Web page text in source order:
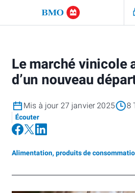
Le marché vinicole
d’un nouveau
Mis à jour 27 janvier 2025 8
Écouter
Alimentation, produits de